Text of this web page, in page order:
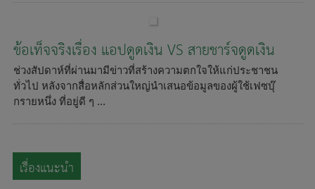
ข้อเท็จจริงเรื่อง แอปดูดเงิน VS สายชาร์จดูดเงิน
ช่วงสัปดาห์ที่ผ่านมามีข่าวที่สร้างความตกใจให้แก่ประชาชน
ทั่วไป หลังจากสื่อหลักส่วนใหญ่นำเสนอข้อมูลของผู้ใช้เฟซบุ๊
กรายหนึ่ง ที่อยู่ดี ๆ ...
เรื่องแนะนำ